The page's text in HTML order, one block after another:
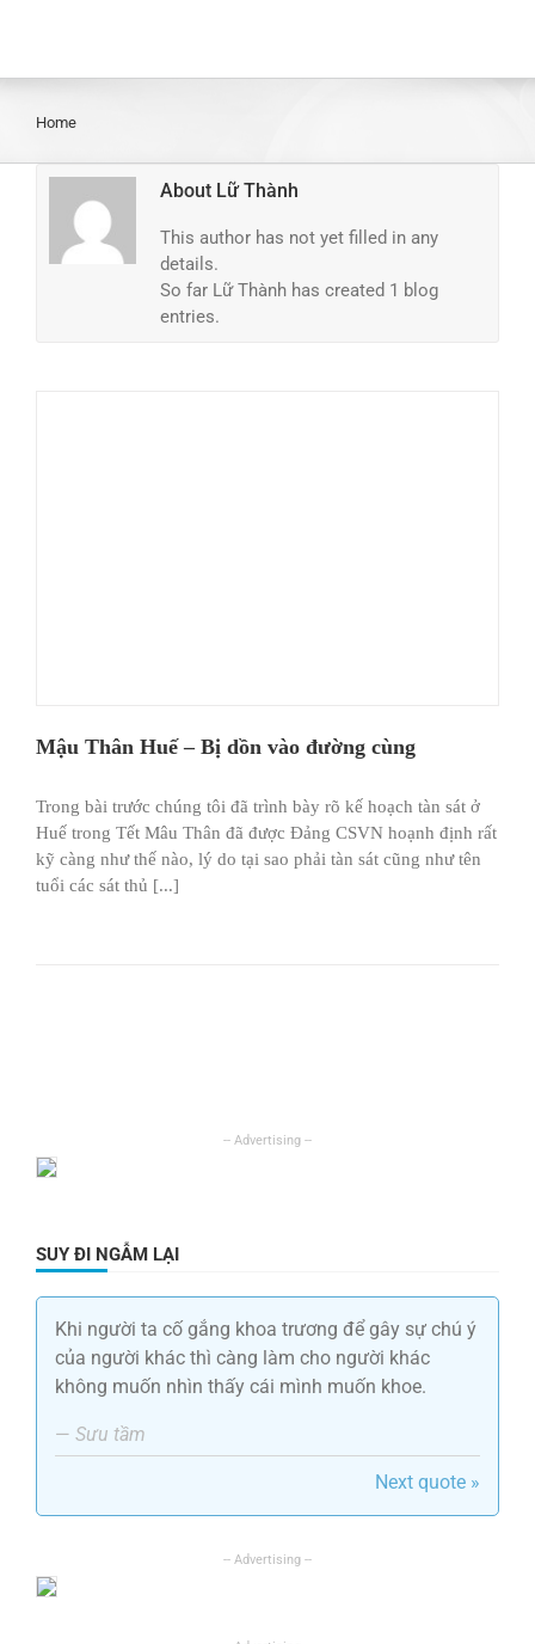
Home
About Lữ Thành
This author has not yet filled in any
details.
So far Lữ Thành has created 1 blog
entries.
Mậu Thân Huế – Bị dồn vào đường cùng
Trong bài trước chúng tôi đã trình bày rõ kế hoạch tàn sát ở
Huế trong Tết Mâu Thân đã được Đảng CSVN hoạnh định rất
kỹ càng như thế nào, lý do tại sao phải tàn sát cũng như tên
tuổi các sát thủ [...]
SUY ĐI NGẪM LẠI
Khi người ta cố gắng khoa trương để gây sự chú ý
của người khác thì càng làm cho người khác
không muốn nhìn thấy cái mình muốn khoe.
— Sưu tầm
Next quote »